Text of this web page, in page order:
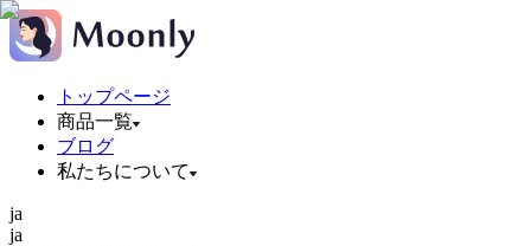
トップページ
商品一覧
ブログ
私たちについて
ja
ja